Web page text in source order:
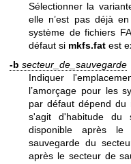
Sélectionner la
elle n’est pas déjà
système de fichiers
défaut si mkfs.fat est
-b secteur_de_sauvegarde
Indiquer
l’amorçage pour les
par défaut dépend du
s'agit d'habitude
disponible après
sauvegarde du
après le secteur de